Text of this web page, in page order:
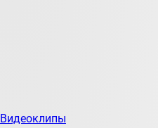
Видеоклипы